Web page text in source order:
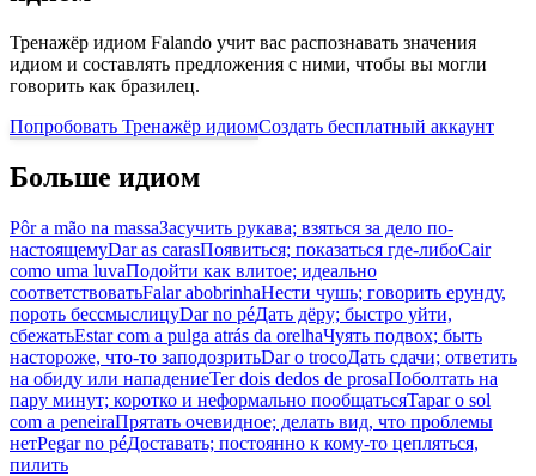
Тренажёр идиом Falando учит вас распознавать значения
идиом и составлять предложения с ними, чтобы вы могли
говорить как бразилец.
Попробовать Тренажёр идиомСоздать бесплатный аккаунт
Больше идиом
Pôr a mão na massaЗасучить рукава; взяться за дело по-
настоящемуDar as carasПоявиться; показаться где-либоCair
como uma luvaПодойти как влитое; идеально
соответствоватьFalar abobrinhaНести чушь; говорить ерунду,
пороть бессмыслицуDar no péДать дёру; быстро уйти,
сбежатьEstar com a pulga atrás da orelhaЧуять подвох; быть
настороже, что-то заподозритьDar o trocoДать сдачи; ответить
на обиду или нападениеTer dois dedos de prosaПоболтать на
пару минут; коротко и неформально пообщатьсяTapar o sol
com a peneiraПрятать очевидное; делать вид, что проблемы
нетPegar no péДоставать; постоянно к кому-то цепляться,
пилить